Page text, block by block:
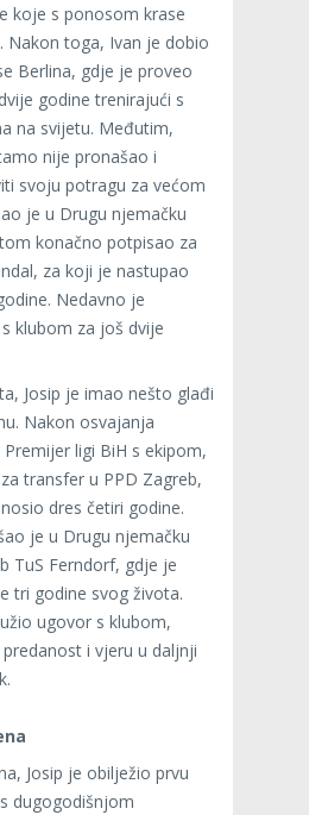
koje s ponosom krase
Nakon toga, Ivan je dobio
Berlina, gdje je proveo
godine trenirajući s
na svijetu. Međutim,
nije pronašao i
svoju potragu za većom
je u Drugu njemačku
konačno potpisao za
za koji je nastupao
Nedavno je
klubom za još dvije
Josip je imao nešto glađi
Nakon osvajanja
ligi BiH s ekipom,
transfer u PPD Zagreb,
dres četiri godine.
je u Drugu njemačku
TuS Ferndorf, gdje je
tri godine svog života.
ugovor s klubom,
i vjeru u daljnji
Josip je obilježio prvu
dugogodišnjom